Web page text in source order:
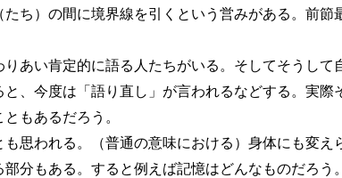
たち）の間に境界線を引くという営みがある。前
あい肯定的に語る人たちがいる。そしてそうして
と、今度は「語り直し」が言われるなどする。実
もあるだろう。
思われる。（普通の意味における）身体にも変え
分もある。すると例えば記憶はどんなものだろ